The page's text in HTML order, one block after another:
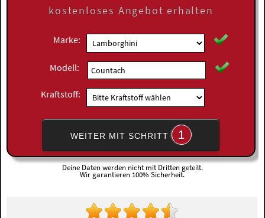
kostenloses Angebot erhalten
Marke:
Modell:
Kraftstoff:
WEITER MIT SCHRITT 1
Deine Daten werden nicht mit Dritten geteilt.
Wir garantieren 100% Sicherheit.